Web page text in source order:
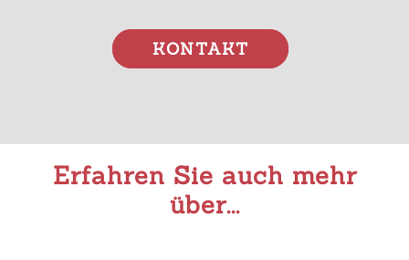
KONTAKT
Erfahren Sie auch mehr
über...